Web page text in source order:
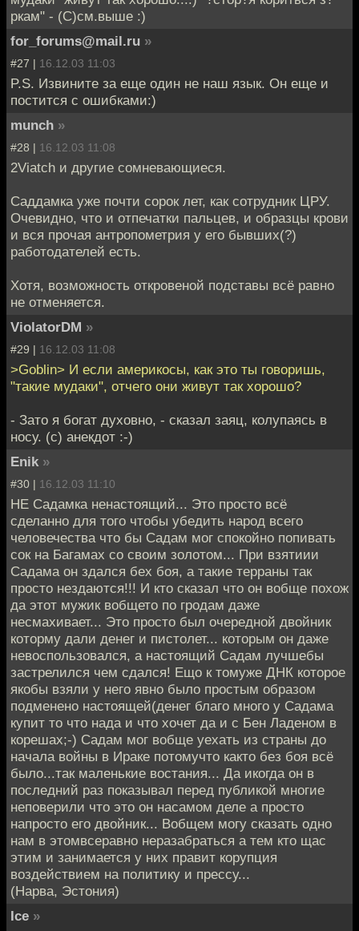
ркам" - (C)см.выше :)
for_forums@mail.ru »
#27 | 16.12.03 11:03
P.S. Извините за еще один не наш язык. Он еще и
постится с ошибками:)
munch »
#28 | 16.12.03 11:08
2Viatch и другие сомневающиеся.
Саддамка уже почти сорок лет, как сотрудник ЦРУ.
Очевидно, что и отпечатки пальцев, и образцы крови
и вся прочая антропометрия у его бывших(?)
работодателей есть.
Хотя, возможность откровеной подставы всё равно
не отменяется.
ViolatorDM »
#29 | 16.12.03 11:08
>Goblin> И если америкосы, как это ты говоришь,
"такие мудаки", отчего они живут так хорошо?
- Зато я богат духовно, - сказал заяц, колупаясь в
носу. (с) анекдот :-)
Enik »
#30 | 16.12.03 11:10
НЕ Садамка ненастоящий... Это просто всё
сделанно для того чтобы убедить народ всего
человечества что бы Садам мог спокойно попивать
сок на Багамах со своим золотом... При взятиии
Садама он здался бех боя, а такие терраны так
просто нездаются!!! И кто сказал что он вобще похож
да этот мужик вобщето по гродам даже
несмахивает... Это просто был очередной двойник
которму дали денег и пистолет... которым он даже
невоспользовался, а настоящий Садам лучшебы
застрелился чем сдался! Ещо к томуже ДНК которое
якобы взяли у него явно было простым образом
подменено настоящей(денег благо много у Садама
купит то что нада и что хочет да и с Бен Ладеном в
корешах;-) Садам мог вобще уехать из страны до
начала войны в Ираке потомучто както без боя всё
было...так маленькие востания... Да икогда он в
последний раз показывал перед публикой многие
неповерили что это он насамом деле а просто
напросто его двойник... Вобщем могу сказать одно
нам в этомвсеравно неразабраться а тем кто щас
этим и занимается у них правит корупция
воздействием на политику и прессу...
(Нарва, Эстония)
Ice »